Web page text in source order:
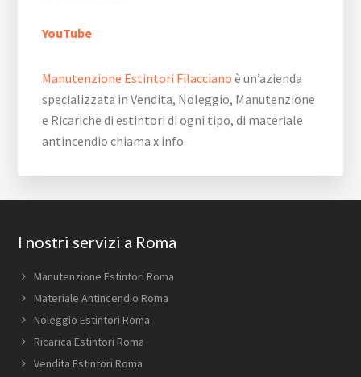
YouTube
Manutenzione Estintori Filacciano è un’azienda
specializzata in Vendita, Noleggio, Manutenzione
e Ricariche di estintori di ogni tipo, di materiale
antincendio chiama x info.
Footer
I nostri servizi a Roma
Manutenzione Estintori Roma
Materiale Antincendio Roma
Noleggio Estintori Roma
Ricarica Estintori Roma
Vendita Estintori Roma